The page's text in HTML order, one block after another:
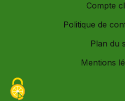
Compte
Politique de
Plan du
Mentions